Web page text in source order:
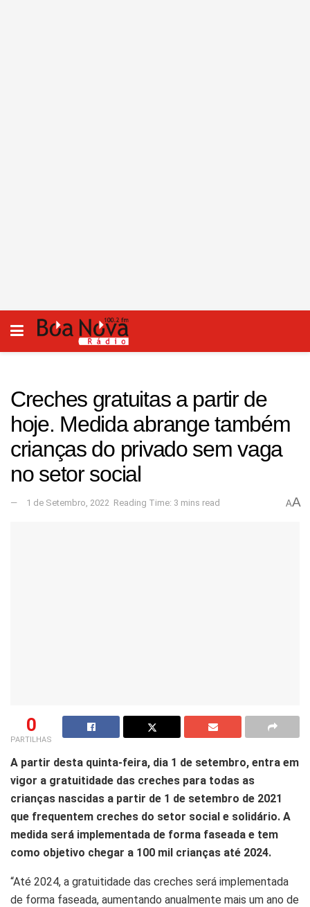
Creches gratuitas a partir de
hoje. Medida abrange também
crianças do privado sem vaga
no setor social
1 de Setembro, 2022 Reading Time: 3 mins read AA
0
PARTILHAS
A partir desta quinta-feira, dia 1 de setembro, entra em
vigor a gratuitidade das creches para todas as
crianças nascidas a partir de 1 de setembro de 2021
que frequentem creches do setor social e solidário. A
medida será implementada de forma faseada e tem
como objetivo chegar a 100 mil crianças até 2024.
“Até 2024, a gratuitidade das creches será implementada
de forma faseada, aumentando anualmente mais um ano de